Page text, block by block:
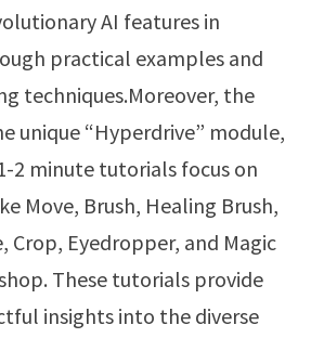
AI features in
practical examples and
techniques.Moreover, the
unique “Hyperdrive” module,
2 minute tutorials focus on
Move, Brush, Healing Brush,
Crop, Eyedropper, and Magic
These tutorials provide
insights into the diverse